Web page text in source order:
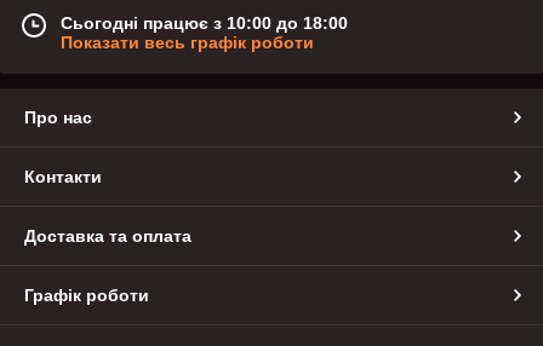
Сьогодні працює з 10:00 до 18:00
Показати весь графік роботи
Про нас
Контакти
Доставка та оплата
Графік роботи